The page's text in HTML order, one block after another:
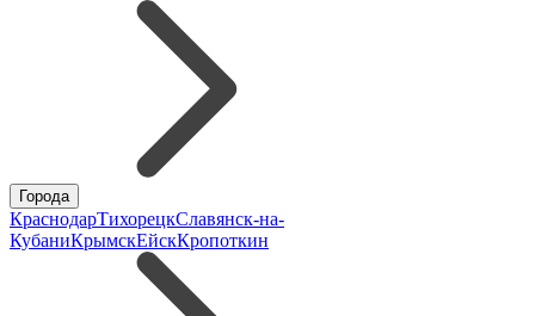
Города
КраснодарТихорецкСлавянск-на-
КубаниКрымскЕйскКропоткин